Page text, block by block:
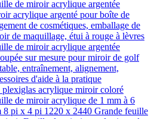
de miroir acrylique argentée
acrylique argenté pour boîte de
de cosmétiques, emballage de
de maquillage, étui à rouge à lèvres
de miroir acrylique argentée
sur mesure pour miroir de golf
entraînement, alignement,
d'aide à la pratique
plexiglas acrylique miroir coloré
de miroir acrylique de 1 mm à 6
8 pi x 4 pi 1220 x 2440 Grande feuille